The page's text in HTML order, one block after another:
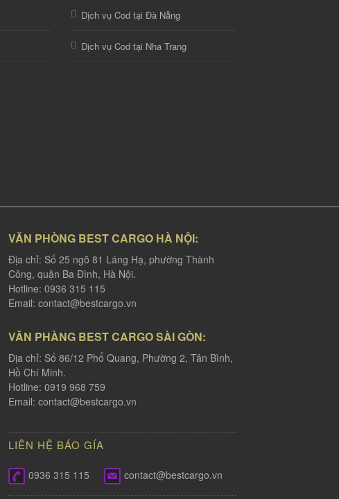
Dịch vụ Cod tại Đà Nẵng
Dịch vụ Cod tại Nha Trang
VĂN PHÒNG BEST CARGO HÀ NỘI:
Địa chỉ: Số 25 ngõ 81 Láng Hạ, phường Thành
Công, quận Ba Đình, Hà Nội.
Hotline: 0936 315 115
Email: contact@bestcargo.vn
VĂN PHÀNG BEST CARGO SÀI GÒN:
Địa chỉ: Số 86/12 Phổ Quang, Phường 2, Tân Bình,
Hồ Chí Minh.
Hotline: 0919 968 759
Email: contact@bestcargo.vn
LIÊN HỆ BÁO GÍA
0936 315 115 contact@bestcargo.vn